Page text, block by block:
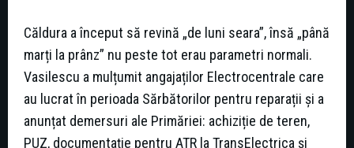
Căldura a început să revină „de luni seara”, însă „până
marți la prânz” nu peste tot erau parametri normali.
Vasilescu a mulțumit angajaților Electrocentrale care
au lucrat în perioada Sărbătorilor pentru reparații și a
anunțat demersuri ale Primăriei: achiziție de teren,
PUZ, documentație pentru ATR la TransElectrica și